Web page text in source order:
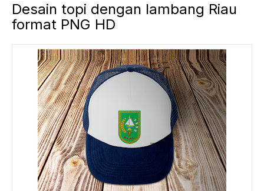
Desain topi dengan lambang Riau
format PNG HD